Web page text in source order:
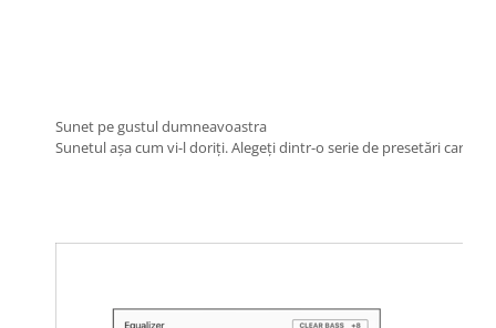
Sunet pe gustul dumneavoastra
Sunetul așa cum vi-l doriți. Alegeți dintr-o serie de presetări care